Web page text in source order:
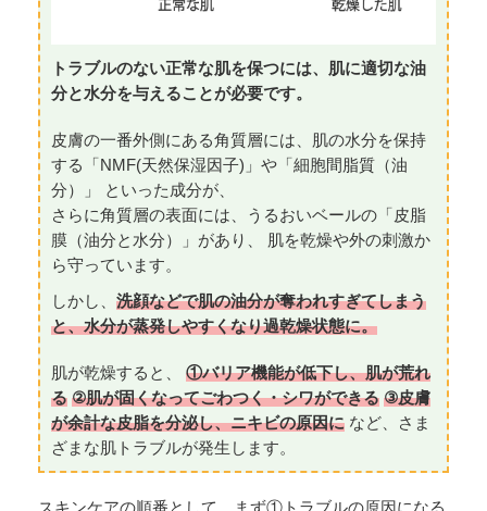
トラブルのない正常な肌を保つには、肌に適切な油
分と水分を与えることが必要です。
皮膚の一番外側にある角質層には、肌の水分を保持
する「NMF(天然保湿因子)」や「細胞間脂質（油
分）」 といった成分が、
さらに角質層の表面には、うるおいベールの「皮脂
膜（油分と水分）」があり、 肌を乾燥や外の刺激か
ら守っています。
しかし、 洗顔などで肌の油分が奪われすぎてしまう
と、水分が蒸発しやすくなり過乾燥状態に。
肌が乾燥すると、 ①バリア機能が低下し、肌が荒れ
る ②肌が固くなってごわつく・シワができる ③皮膚
が余計な皮脂を分泌し、ニキビの原因に など、さま
ざまな肌トラブルが発生します。